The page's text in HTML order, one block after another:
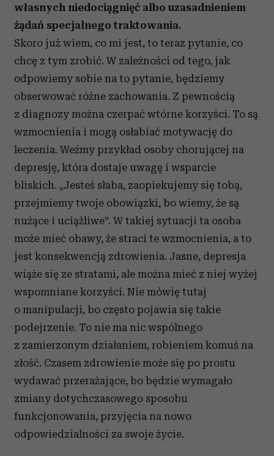
własnych niedociągnięć albo uzasadnieniem
żądań specjalnego traktowania.
Skoro już wiem, co mi jest, to teraz pytanie, co
chcę z tym zrobić. W zależności od tego, jak
odpowiemy sobie na to pytanie, będziemy
obserwować różne zachowania. Z pewnością
z diagnozy można czerpać wtórne korzyści. To są
wzmocnienia i mogą osłabiać motywację do
leczenia. Weźmy przykład osoby chorującej na
depresję, która dostaje uwagę i wsparcie
bliskich. „Jesteś słaba, zaopiekujemy się tobą,
przejmiemy twoje obowiązki, bo wiemy, że są
nużące i uciążliwe”. W takiej sytuacji ta osoba
może mieć obawy, że straci te wzmocnienia, a to
jest konsekwencją zdrowienia. Jasne, depresja
wiąże się ze stratami, ale można mieć z niej wyżej
wspomniane korzyści. Nie mówię tutaj
o manipulacji, bo często pojawia się takie
podejrzenie. To nie ma nic wspólnego
z zamierzonym działaniem, robieniem komuś na
złość. Czasem zdrowienie może się po prostu
wydawać przerażające, bo będzie wymagało
zmiany dotychczasowego sposobu
funkcjonowania, przyjęcia na nowo
odpowiedzialności za swoje życie.